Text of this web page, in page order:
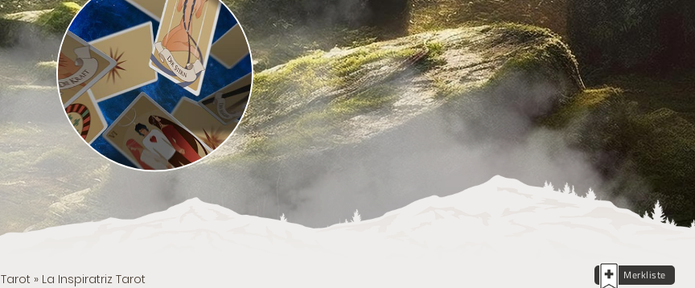
Merkliste
Tarot » La Inspiratriz Tarot